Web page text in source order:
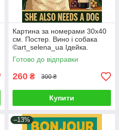
Картина за номерами 30х40
см. Постер. Вино і собака
©art_selena_ua Ідейка.
KHO6809
Готово до відправки
260 ₴ 300 ₴
Купити
–13%